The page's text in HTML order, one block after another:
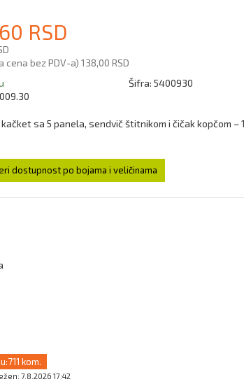
RSD
cena bez PDV-a) 138,00 RSD
Šifra: 5400930
sa 5 panela, sendvič štitnikom i čičak kopčom –
dostupnost po bojama i veličinama
711 kom.
7.8.2026 17:42